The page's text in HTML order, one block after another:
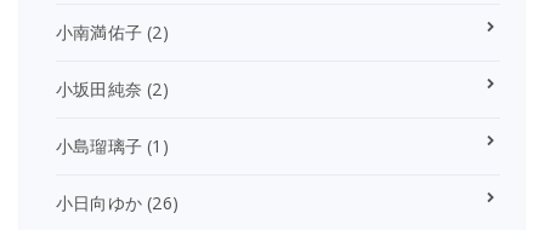
小南満佑子 (2)
小坂田純奈 (2)
小島瑠璃子 (1)
小日向ゆか (26)